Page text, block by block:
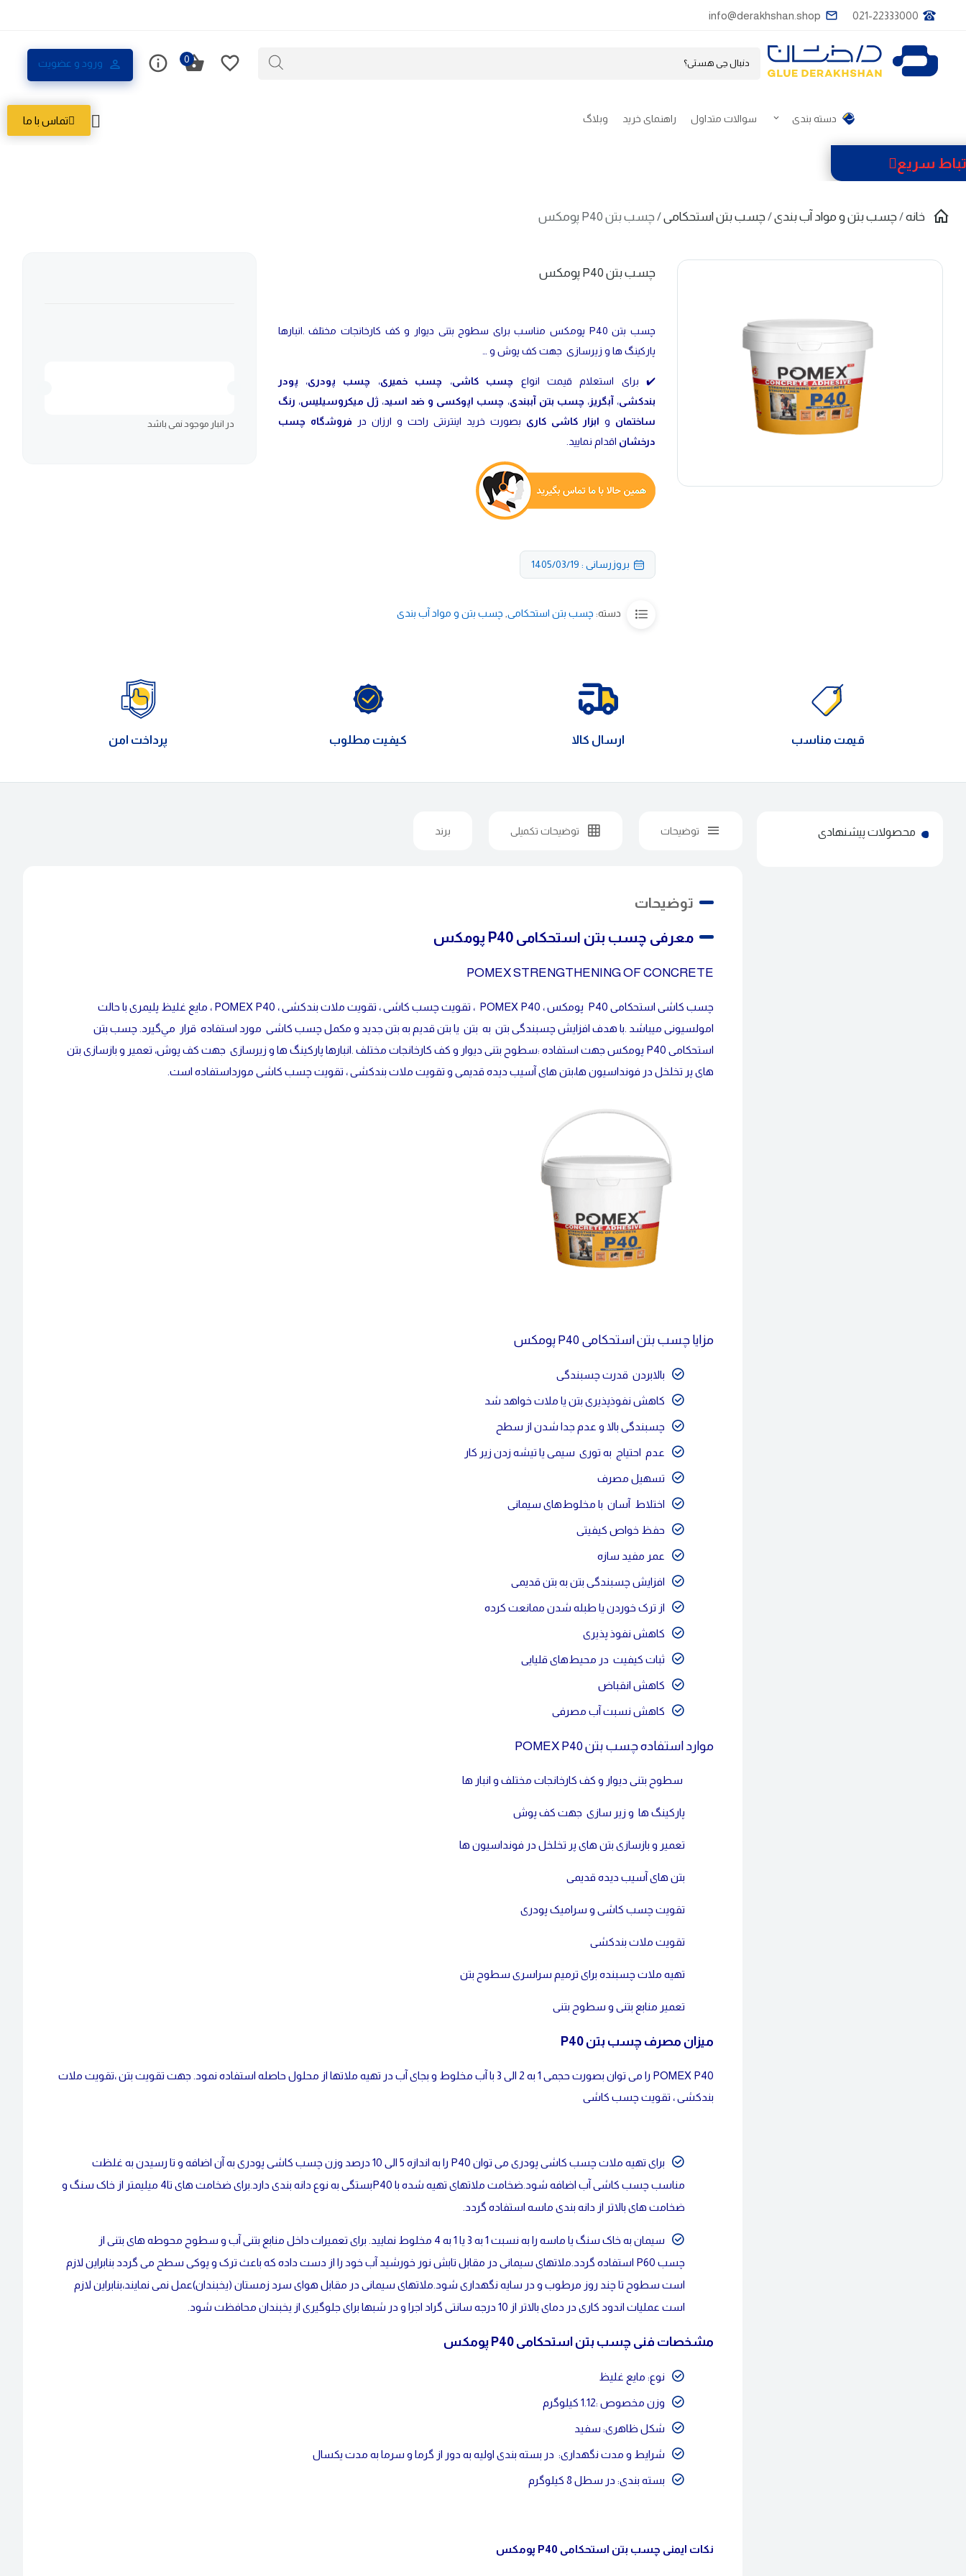
info@derakhshan.shop 021-22333000
ورود و عضویت 0
دسته بندی سوالات متداول راهنمای خرید وبلاگ تماس با ما
سریع
خانه/چسب بتن و مواد آب بندی/چسب بتن استحکامی/ چسب بتن P40 پومکس
چسب بتن P40 پومکس
چسب بتن P40 پومکس مناسب برای سطوح بتنی دیوار و کف کارخانجات مختلف .انبارها
پارکینگ ها و زیرسازی جهت کف پوش و …
✔️ برای استعلام قیمت انواع چسب کاشی، چسب خمیری، چسب پودری، پودر
بندکشی، آبگریز، چسب بتن آببندی، چسب اپوکسی و ضد اسید، ژل میکروسیلیس، رنگ
ساختمان و ابزار کاشی کاری بصورت خرید اینترنتی راحت و ارزان در فروشگاه چسب
درخشان اقدام نمایید.
بروزرسانی : 1405/03/19
دسته: چسب بتن استحکامی, چسب بتن و مواد آب بندی
در انبار موجود نمی باشد
قیمت مناسب ارسال کالا کیفیت مطلوب پرداخت امن
محصولات پیشنهادی توضیحات توضیحات تکمیلی برند
توضیحات
معرفی چسب بتن استحکامی P40 پومکس
POMEX STRENGTHENING OF CONCRETE
چسب کاشی استحکامی P40 پومکس ، POMEX P40 ، تقویت چسب کاشی ، تقویت ملات بندکشی ، POMEX P40 ، مایع غلیظ پليمری با حالت
امولسیونی میباشد .با هدف افزايش چسبندگی بتن به بتن یا بتن قدیم به بتن جدید و مکمل چسب کاشی مورد استفاده قرار مي‌گيرد. چسب بتن
استحکامی P40 پومکس جهت استفاده :سطوح بتنی دیوار و کف کارخانجات مختلف .انبارها پارکینگ ها و زیرسازی جهت کف پوش، تعمیر و بازسازی بتن
های پر تخلخل در فونداسیون ها،بتن های آسیب دیده قدیمی و تقویت ملات بندکشی ، تقویت چسب کاشی مورداستفاده است.
مزایا چسب بتن استحکامی P40 پومکس
بالابردن قدرت چسبندگی
كاهش نفوذپذيری بتن یا ملات خواهد شد
چسبندگی بالا و عدم جدا شدن از سطح
عدم احتیاج به توری سیمی یا تیشه زدن زیر کار
تسهیل مصرف
اختلاط آسان با مخلوط‌های سیمانی
حفظ خواص کیفیتی
عمر مفید سازه
افزایش چسبندگی بتن به بتن قدیمی
از ترک خوردن یا طبله شدن ممانعت کرده
کاهش نفوذ پذیری
ثبات کیفیت در محیط‌های قلیایی
کاهش انقباض
کاهش نسبت آب مصرفی
موارد استفاده چسب بتن POMEX P40
سطوح بتنی دیوار و کف کارخانجات مختلف و انبار ها
پارکینگ ها و زیر سازی جهت کف پوش
تعمیر و بازسازی بتن های پر تخلخل در فونداسیون ها
بتن های آسیب دیده قدیمی
تقویت چسب کاشی و سرامیک پودری
تقویت ملات بندکشی
تهیه ملات چسبنده برای ترمیم سراسری سطوح بتن
تعمیر منابع بتنی و سطوح بتنی
میزان مصرف چسب بتن P40
POMEX P40 را می توان بصورت حجمی 1 به 2 الی 3 با آب مخلوط و بجای آب در تهیه ملاتها از محلول حاصله استفاده نمود. جهت تقویت بتن ،تقویت ملات
بندکشی ، تقویت چسب کاشی
برای تهیه ملات چسب کاشی پودری می توان P40 را به اندازه 5 الی 10 درصد وزن چسب کاشی پودری به آن اضافه و تا رسیدن به غلظت
مناسب چسب کاشی آب اضافه شود.ضخامت ملاتهای تهیه شده با P40بستگی به نوع دانه بندی دارد.برای ضخامت های تا4 میلیمتر از خاک سنگ و
ضخامت های بالاتر از دانه بندی ماسه استفاده گردد.
سیمان به خاک سنگ یا ماسه را به نسبت 1 به 3 یا 1 به 4 مخلوط نمایید. برای تعمیرات داخل منابع بتنی آب و سطوح محوطه های بتنی از
چسب P60 استفاده گردد.ملاتهای سیمانی در مقابل تابش نور خورشید آب خود را از دست داده که باعث ترک و پوکی سطح می گردد بنابراین لازم
است سطوح تا چند روز مرطوب و در سایه نگهداری شود.ملاتهای سیمانی در مقابل هوای سرد زمستان (یخبندان)عمل نمی نمایند،بنابراین لازم
است عملیات اندود کاری در دمای بالاتر از 10 درجه سانتی گراد اجرا و در شبها برای جلوگیری از یخبندان محافظت شود.
مشخصات فنی چسب بتن استحکامی P40 پومکس
نوع: مایع غلیظ
وزن مخصوص :1.12 کیلوگرم
شکل ظاهری: سفید
شرایط و مدت نگهداری: در بسته بندی اولیه به دور از گرما و سرما به مدت یکسال
بسته بندی: در سطل 8 کیلوگرم
نکات ایمنی چسب بتن استحکامی P40 پومکس